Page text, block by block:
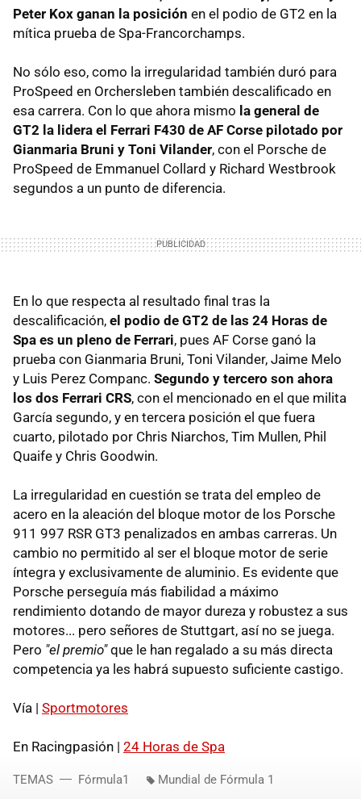
Peter Kox ganan la posición en el podio de GT2 en la
mítica prueba de Spa-Francorchamps.
No sólo eso, como la irregularidad también duró para
ProSpeed en Orchersleben también descalificado en
esa carrera. Con lo que ahora mismo la general de
GT2 la lidera el Ferrari F430 de AF Corse pilotado por
Gianmaria Bruni y Toni Vilander, con el Porsche de
ProSpeed de Emmanuel Collard y Richard Westbrook
segundos a un punto de diferencia.
En lo que respecta al resultado final tras la
descalificación, el podio de GT2 de las 24 Horas de
Spa es un pleno de Ferrari, pues AF Corse ganó la
prueba con Gianmaria Bruni, Toni Vilander, Jaime Melo
y Luis Perez Companc. Segundo y tercero son ahora
los dos Ferrari CRS, con el mencionado en el que milita
García segundo, y en tercera posición el que fuera
cuarto, pilotado por Chris Niarchos, Tim Mullen, Phil
Quaife y Chris Goodwin.
La irregularidad en cuestión se trata del empleo de
acero en la aleación del bloque motor de los Porsche
911 997 RSR GT3 penalizados en ambas carreras. Un
cambio no permitido al ser el bloque motor de serie
íntegra y exclusivamente de aluminio. Es evidente que
Porsche perseguía más fiabilidad a máximo
rendimiento dotando de mayor dureza y robustez a sus
motores... pero señores de Stuttgart, así no se juega.
Pero "el premio"que le han regalado a su más directa
competencia ya les habrá supuesto suficiente castigo.
Vía | Sportmotores
En Racingpasión | 24 Horas de Spa
TEMAS Fórmula1 Mundial de Fórmula 1